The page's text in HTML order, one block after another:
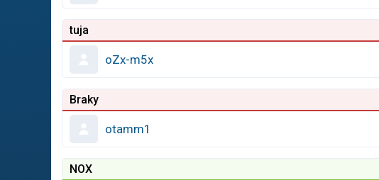
tuja
oZx-m5x
Braky
otamm1
NOX